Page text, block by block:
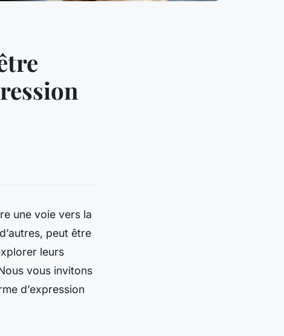
une voie vers la
peut être
leurs
vous invitons
d’expression